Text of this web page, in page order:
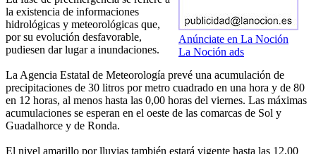
Anúnciate en La Noción
La Noción ads
la existencia de informaciones
hidrológicas y meteorológicas que,
por su evolución desfavorable,
pudiesen dar lugar a inundaciones.
La Agencia Estatal de Meteorología prevé una acumulación de
precipitaciones de 30 litros por metro cuadrado en una hora y de 80
en 12 horas, al menos hasta las 0,00 horas del viernes. Las máximas
acumulaciones se esperan en el oeste de las comarcas de Sol y
Guadalhorce y de Ronda.
El nivel amarillo por lluvias también estará vigente hasta las 12,00